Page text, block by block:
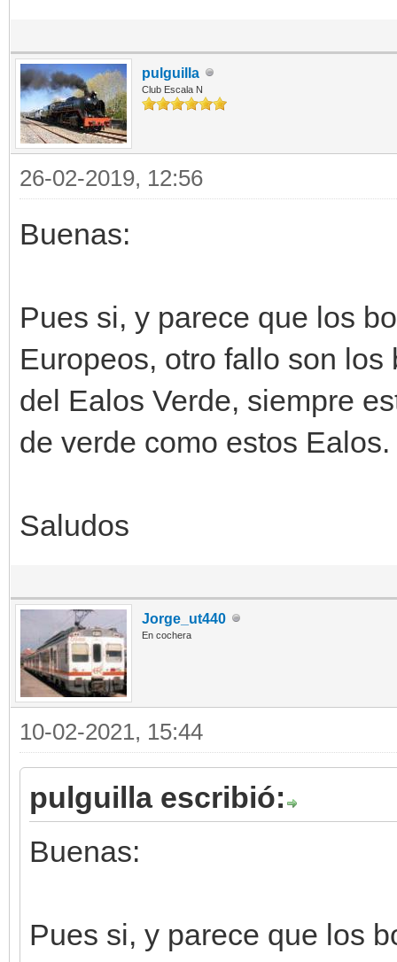
pulguilla
Club Escala N
26-02-2019, 12:56
Buenas:
Pues si, y parece que los
Europeos, otro fallo son los
del Ealos Verde, siempre
de verde como estos Ealos.
Saludos
Jorge_ut440
En cochera
10-02-2021, 15:44
pulguilla escribió:
Buenas:
Pues si, y parece que los